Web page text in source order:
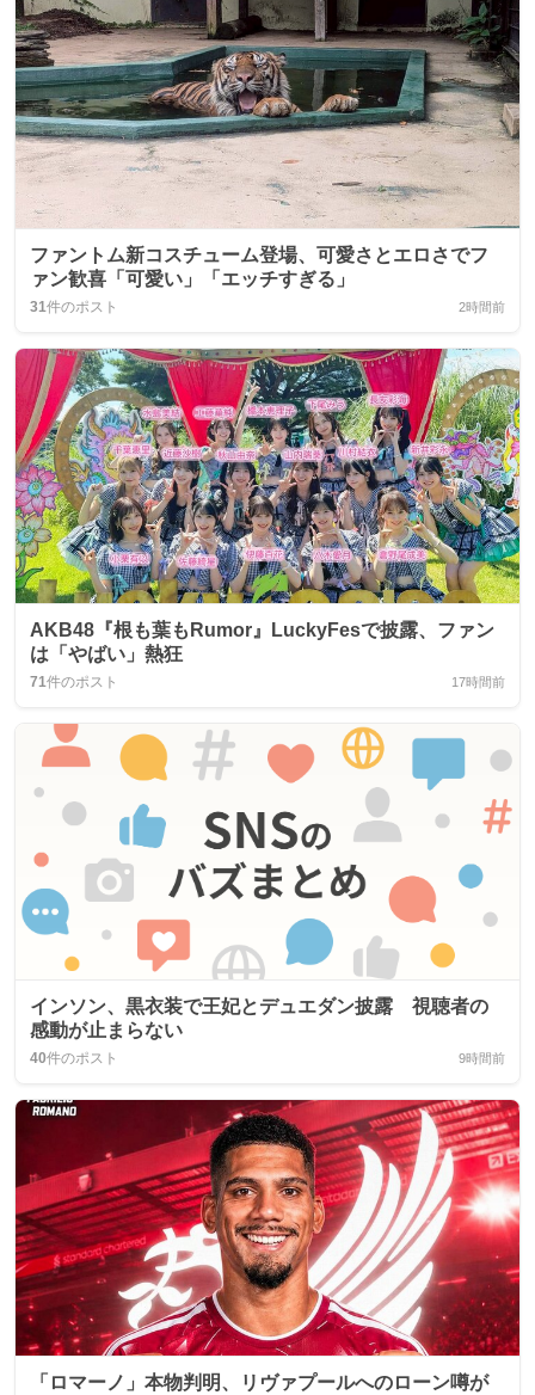
ファントム新コスチューム登場、可愛さとエロさでフ
ァン歓喜「可愛い」「エッチすぎる」
31件のポスト 2時間前
AKB48『根も葉もRumor』LuckyFesで披露、ファン
は「やばい」熱狂
71件のポスト 17時間前
インソン、黒衣装で王妃とデュエダン披露 視聴者の
感動が止まらない
40件のポスト 9時間前
「ロマーノ」本物判明、リヴァプールへのローン噂が